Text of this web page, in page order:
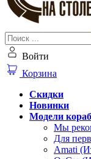
Войти
Корзина
Скидки
Новинки
Модели
Мы
Для
Amati